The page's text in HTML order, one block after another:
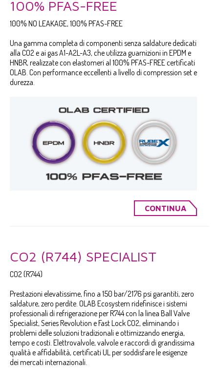
100% PFAS-FREE
100% NO LEAKAGE, 100% PFAS-FREE
Una gamma completa di componenti senza saldature dedicati
alla CO2 e ai gas A1-A2L-A3, che utilizza guarnizioni in EPDM e
HNBR, realizzate con elastomeri al 100% PFAS-FREE certificati
OLAB. Con performance eccellenti a livello di compression set e
durezza.
CONTINUA
CO2 (R744) SPECIALIST
CO2 (R744)
Prestazioni elevatissime, fino a 150 bar/2176 psi garantiti, zero
saldature, zero perdite. OLAB Ecosystem ridefinisce i sistemi
professionali di refrigerazione per R744 con la linea Ball Valve
Specialist, Series Revolution e Fast Lock CO2, eliminando i
problemi delle soluzioni tradizionali e ottimizzando energia,
tempo e costi. Elettrovalvole, valvole e raccordi di grandissima
qualità e affidabilità, certificati UL per soddisfare le esigenze
dei mercati internazionali.